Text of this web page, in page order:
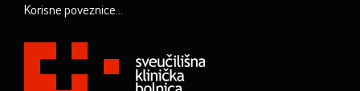
Korisne poveznice...